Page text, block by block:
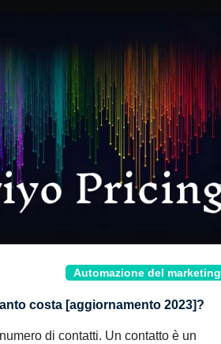
Automazione del marketing
costa [aggiornamento 2023]?
di contatti. Un contatto è un